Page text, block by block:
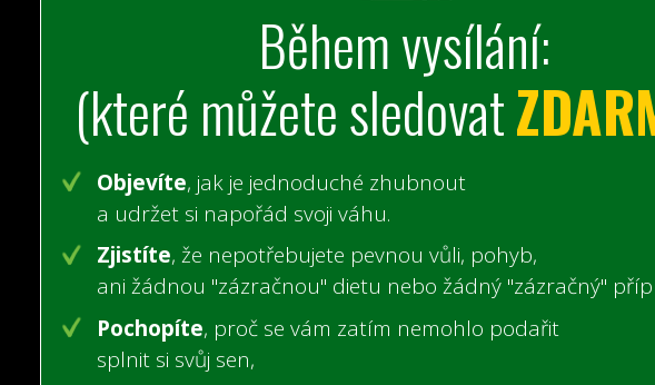
Během vysílání:
(které můžete sledovat
Objevíte, jak je jednoduché zhubnout
a udržet si napořád svoji váhu.
Zjistíte, že nepotřebujete pevnou vůli, pohyb,
ani žádnou "zázračnou" dietu nebo žádný "zázračný"
Pochopíte, proč se vám zatím nemohlo podařit
splnit si svůj sen,